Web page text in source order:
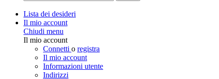
Lista dei desideri
Il mio account
Chiudi menu
Il mio account
Connetti o registra
Il mio account
Informazioni utente
Indirizzi